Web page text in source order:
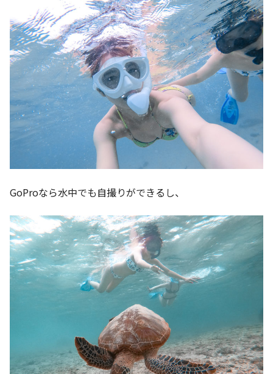
GoProなら水中でも自撮りができるし、